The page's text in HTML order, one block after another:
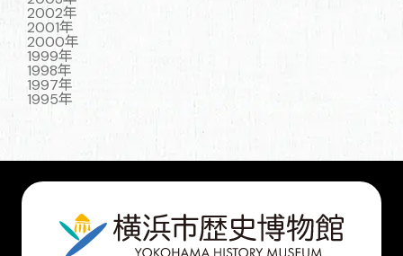
2002年
2001年
2000年
1999年
1998年
1997年
1995年